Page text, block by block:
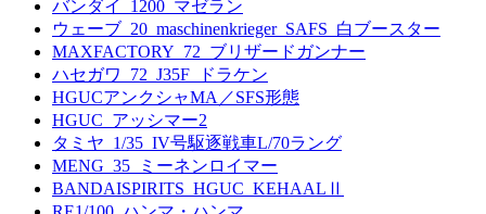
バンダイ_1200_マゼラン
ウェーブ_20_maschinenkrieger_SAFS_白ブースター
MAXFACTORY_72_ブリザードガンナー
ハセガワ_72_J35F_ドラケン
HGUCアンクシャMA／SFS形態
HGUC_アッシマー2
タミヤ_1/35_IV号駆逐戦車L/70ラング
MENG_35_ミーネンロイマー
BANDAISPIRITS_HGUC_KEHAALⅡ